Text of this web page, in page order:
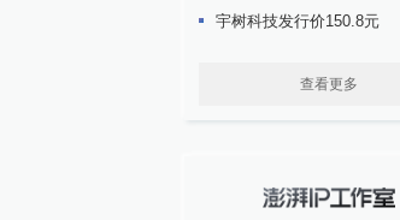
宇树科技发行价150.8元
查看更多